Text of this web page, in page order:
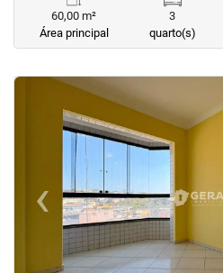
60,00 m²
Área principal
3
quarto(s)
<
‹Previous